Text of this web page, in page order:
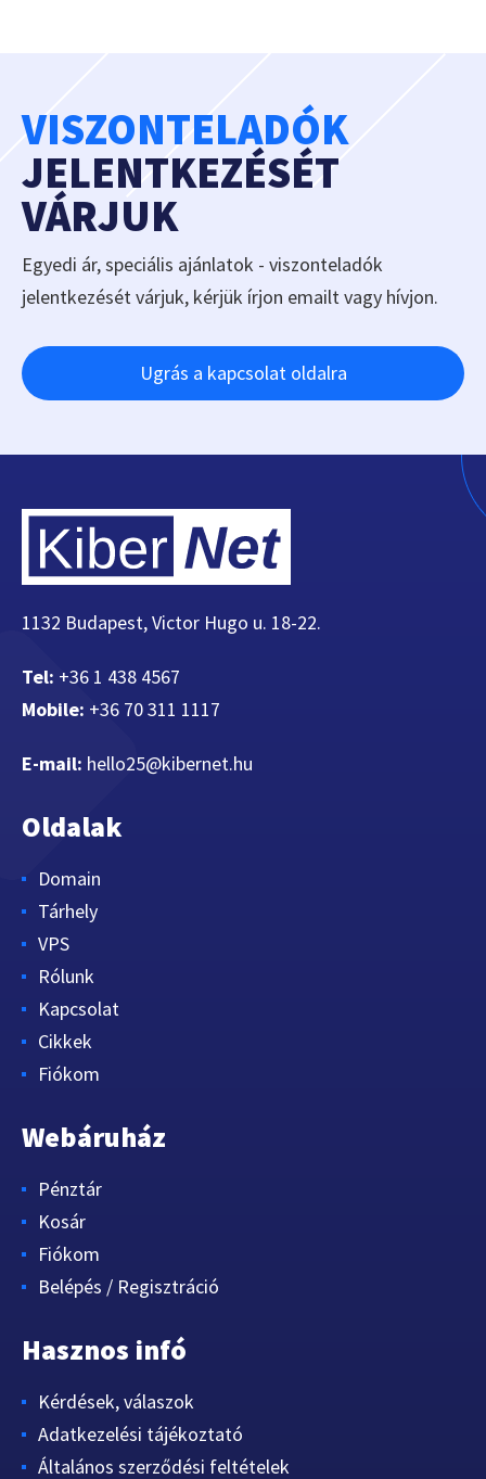
VISZONTELADÓK
JELENTKEZÉSÉT
VÁRJUK
Egyedi ár, speciális ajánlatok - viszonteladók
jelentkezését várjuk, kérjük írjon emailt vagy hívjon.
Ugrás a kapcsolat oldalra
1132 Budapest, Victor Hugo u. 18-22.
Tel: +36 1 438 4567
Mobile: +36 70 311 1117
E-mail: hello25@kibernet.hu
Oldalak
Domain
Tárhely
VPS
Rólunk
Kapcsolat
Cikkek
Fiókom
Webáruház
Pénztár
Kosár
Fiókom
Belépés / Regisztráció
Hasznos infó
Kérdések, válaszok
Adatkezelési tájékoztató
Általános szerződési feltételek